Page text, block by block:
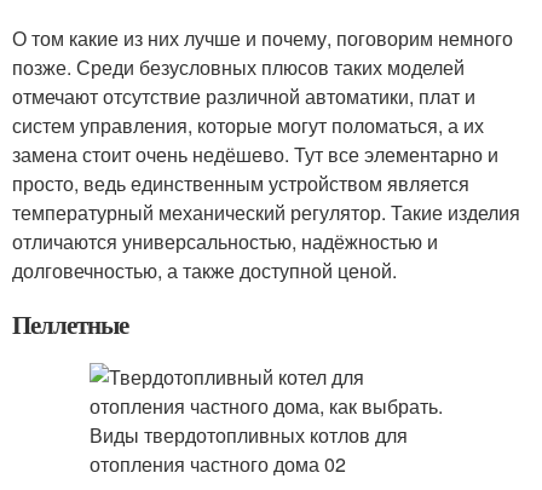
О том какие из них лучше и почему, поговорим немного
позже. Среди безусловных плюсов таких моделей
отмечают отсутствие различной автоматики, плат и
систем управления, которые могут поломаться, а их
замена стоит очень недёшево. Тут все элементарно и
просто, ведь единственным устройством является
температурный механический регулятор. Такие изделия
отличаются универсальностью, надёжностью и
долговечностью, а также доступной ценой.
Пеллетные